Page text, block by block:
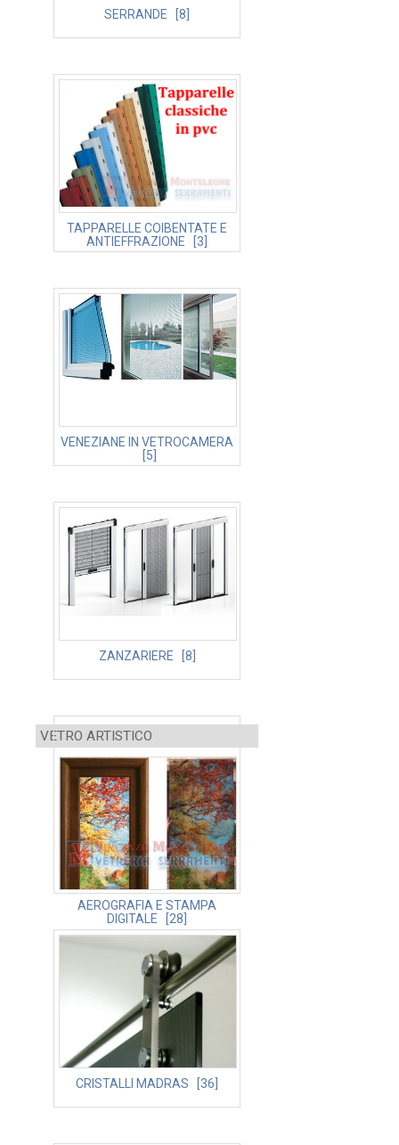
SERRANDE [8]
TAPPARELLE COIBENTATE E
ANTIEFFRAZIONE [3]
VENEZIANE IN VETROCAMERA
[5]
ZANZARIERE [8]
VETRO ARTISTICO
AEROGRAFIA E STAMPA
DIGITALE [28]
CRISTALLI MADRAS [36]